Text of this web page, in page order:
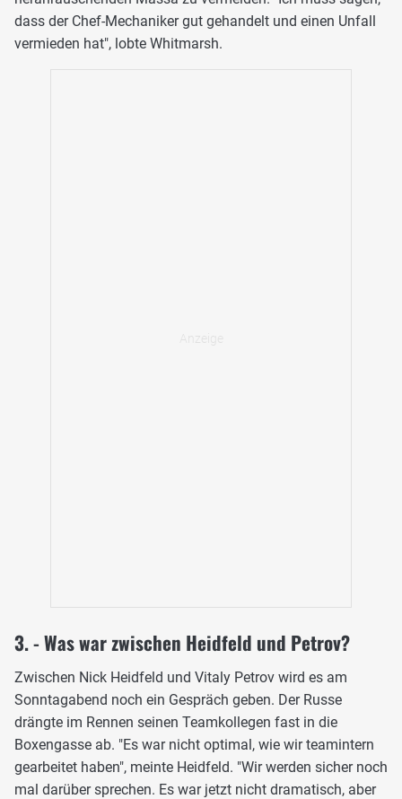
dass der Chef-Mechaniker gut gehandelt und einen Unfall
vermieden hat", lobte Whitmarsh.
3. - Was war zwischen Heidfeld und Petrov?
Zwischen Nick Heidfeld und Vitaly Petrov wird es am
Sonntagabend noch ein Gespräch geben. Der Russe
drängte im Rennen seinen Teamkollegen fast in die
Boxengasse ab. "Es war nicht optimal, wie wir teamintern
gearbeitet haben", meinte Heidfeld. "Wir werden sicher noch
mal darüber sprechen. Es war jetzt nicht dramatisch, aber